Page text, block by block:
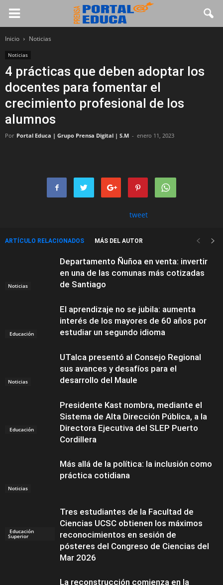
Inicio Noticias
Noticias
4 prácticas que deben adoptar los
docentes para fomentar el
crecimiento profesional de los
alumnos
Por Portal Educa | Grupo Prensa Digital | S.M - enero 11, 2023
tweet
ARTÍCULO RELACIONADOS MÁS DEL AUTOR
Noticias
Departamento Ñuñoa en venta: invertir
en una de las comunas más cotizadas
de Santiago
Educación
El aprendizaje no se jubila: aumenta
interés de los mayores de 60 años por
estudiar un segundo idioma
Noticias
UTalca presentó al Consejo Regional
sus avances y desafíos para el
desarrollo del Maule
Educación
Presidente Kast nombra, mediante el
Sistema de Alta Dirección Pública, a la
Directora Ejecutiva del SLEP Puerto
Cordillera
Noticias
Más allá de la política: la inclusión como
práctica cotidiana
Educación
Superior
Tres estudiantes de la Facultad de
Ciencias UCSC obtienen los máximos
reconocimientos en sesión de
pósteres del Congreso de Ciencias del
Mar 2026
La reconstrucción comienza en la